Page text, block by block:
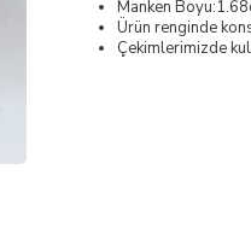
Manken
Ürün renginde
Çekimlerimizde